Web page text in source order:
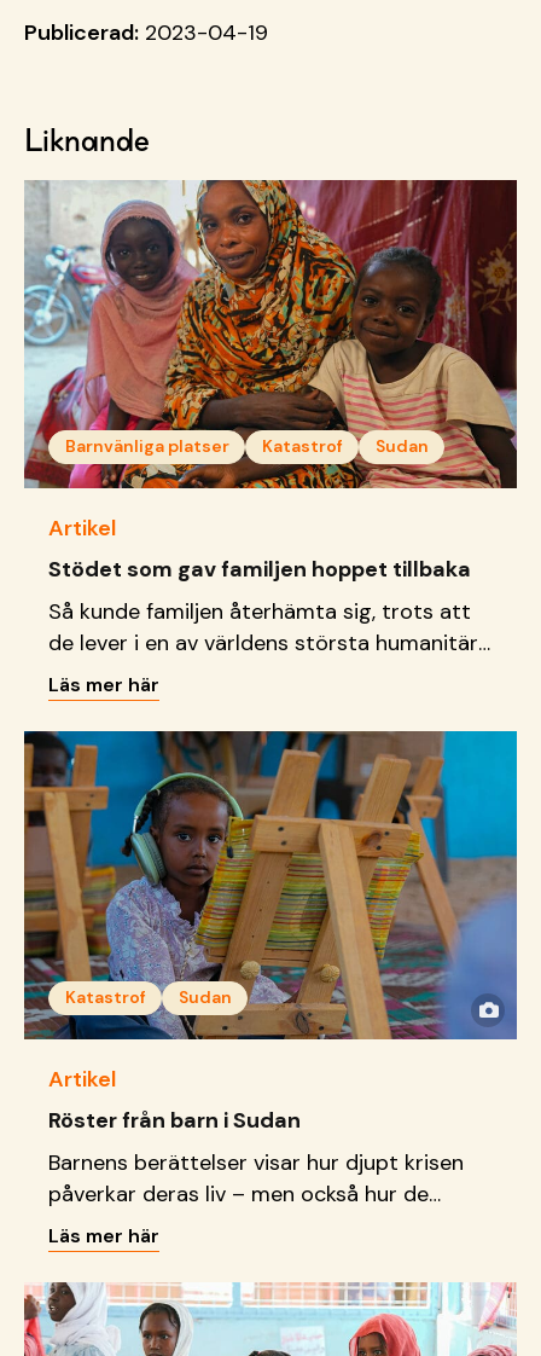
Publicerad: 2023-04-19
Liknande
Barnvänliga platser Katastrof Sudan
Artikel
Stödet som gav familjen hoppet tillbaka
Så kunde familjen återhämta sig, trots att
de lever i en av världens största humanitära
kriser just nu.
Läs mer här
Katastrof Sudan
Artikel
Röster från barn i Sudan
Barnens berättelser visar hur djupt krisen
påverkar deras liv – men också hur de
försöker skapa en ny vardag som ger dem
en chans till en framtid.
Läs mer här